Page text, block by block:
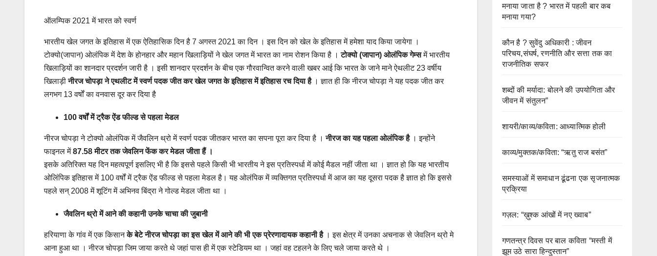
ऑलम्पिक 2021 में भारत को स्वर्ण
भारतीय खेल जगत के इतिहास में एक ऐतिहासिक दिन है 7 अगस्त 2021 का दिन । इस दिन को खेल के इतिहास में हमेशा याद किया जायेगा ।
टोक्यो(जापान) ओलंपिक में देश के होनहार और महान खिलाड़ियों ने खेल जगत में भारत का नाम रोशन किया है ।टोक्यो (जापान) ओलंपिक गेम्समें भारतीय
खिलाड़ियों का शानदार प्रदर्शन जारी है । इसी शानदार प्रदर्शन के बीच एक गौरवान्वित करने वाली खबर आई कि भारत के जाने माने ऐथलीट 23 वर्षीय
खिलाड़ीनीरज चोपड़ा ने एथलीट में स्वर्ण पदक जीत कर खेल जगत के इतिहास में इतिहास रच दिया है । ज्ञात ही कि नीरज चोपड़ा ने यह पदक जीत कर
लगभग 13 वर्षों का वनवास दूर कर दिया है
100 वर्षों में ट्रैक ऐंड फील्ड से पहला मेडल
नीरज चोपड़ा ने टोक्यो ओलंपिक में जैवलिन थ्रो में स्वर्ण पदक जीतकर भारत का सपना पूरा कर दिया है ।नीरज का यह पहला ओलंपिक है। इन्होंने
फाइनल में87.58 मीटर तक जेवलिन फेंक कर मेडल जीता हैं ।
इसके अतिरिक्त यह दिन महत्वपूर्ण इसलिए भी है कि इससे पहले किसी भी भारतीय ने इस प्रतिस्पर्धा में कोई मैडल नहीं जीता था । ज्ञात हो कि यह भारतीय
ओलिंपिक इतिहास में 100 वर्षों में ट्रैक ऐंड फील्ड से पहला मेडल है। यह ओलंपिक में व्यक्तिगत प्रतिस्पर्धा में आज का यह दूसरा पदक है ज्ञात हो कि इससे
पहले सन् 2008 में शूटिंग में अभिनव बिंद्रा ने गोल्ड मेडल जीता था ।
जैवलिन थ्रो में आने की कहानी उनके चाचा की जुबानी
हरियाणा के गांव में एक किसानके बेटे नीरज चोपड़ा का इस खेल में आने की भी एक प्रेरणादायक कहानी है । इस क्षेत्र में उनका अचनाक से जेवलिन थ्रो मे
आना हुआ था । नीरज चोपड़ा जिम जाया करते थे जहां पास ही में एक स्टेडियम था । जहां वह टहलने के लिए चले जाया करते थे ।
मनाया जाता है ? भारत में पहली बार कब
मनाया गया?
कौन है ? सुवेंदु अधिकारी : जीवन
परिचय,संघर्ष, रणनीति और सत्ता तक का
राजनीतिक सफर
शब्दों की मर्यादा: बोलने की उपयोगिता और
जीवन में संतुलन”
शायरी/काव्य/कविता: आध्यात्मिक होली
काव्य/मुक्तक/कविता: “ऋतु राज बसंत”
समस्याओं में समाधान ढूंढना एक सृजनात्मक
प्रक्रिया
गज़ल: “ख़ुश्क आंखों में नए ख्वाब”
गणतन्त्र दिवस पर बाल कविता “मस्ती में
झूम उठे सारा हिन्दुस्तान”